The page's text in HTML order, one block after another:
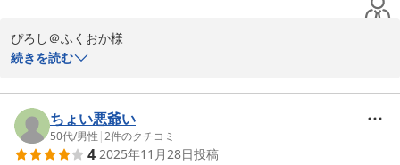
ぴろし＠ふくおか様
この度は奥山鹿温泉旅館にお越しくださり誠にありがとうございま
す。
露天風呂をお褒めいただきありがとうございます。
続きを読む
ちょい悪爺い
50代/男性 |2件のクチコミ
4 2025年11月28日投稿